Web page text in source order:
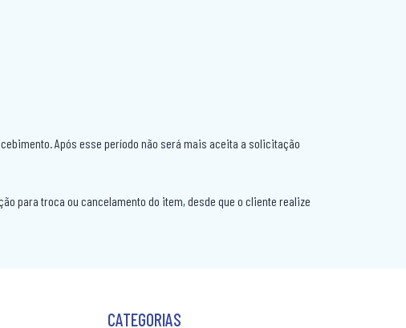
Após esse período não será mais aceita a solicitação
para troca ou cancelamento do item, desde que o cliente realize
CATEGORIAS